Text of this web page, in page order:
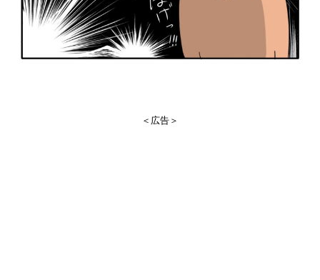
＜広告＞